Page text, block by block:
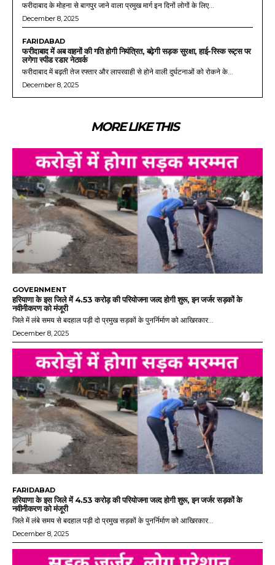
फरीदाबाद के मोहना से बागपुर जाने वाला प्रमुख मार्ग इन दिनों लोगों के लिए...
December 8, 2025
FARIDABAD
फरीदाबाद में अब वाहनों की गति होगी नियंत्रित, बढ़ेगी सड़क सुरक्षा, हाई-रिस्क रूट्स पर
लगेगा स्पीड रडार नेटवर्क
फरीदाबाद में बढ़ती तेज रफ्तार और लापरवाही से होने वाली दुर्घटनाओं को रोकने के...
December 8, 2025
MORE LIKE THIS
GOVERNMENT
हरियाणा के इस जिले में 4.53 करोड़ की परियोजना जल्द होगी शुरू, इन जर्जर सड़कों के
नवीनीकरण को मंजूरी
जिले में लंबे समय से बदहाल पड़ी दो प्रमुख सड़कों के पुनर्निर्माण को आखिरकार...
December 8, 2025
FARIDABAD
हरियाणा के इस जिले में 4.53 करोड़ की परियोजना जल्द होगी शुरू, इन जर्जर सड़कों के
नवीनीकरण को मंजूरी
जिले में लंबे समय से बदहाल पड़ी दो प्रमुख सड़कों के पुनर्निर्माण को आखिरकार...
December 8, 2025